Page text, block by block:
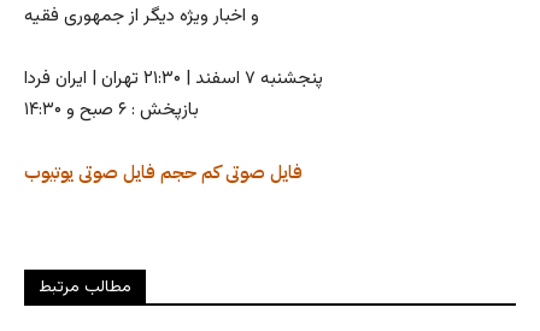
و اخبار ویژه دیگر از جمهوری فقیه
پنجشنبه ۷ اسفند | ۲۱:۳۰ تهران | ایران فردا
بازپخش : ۶ صبح و ۱۴:۳۰
یوتیوب فایل صوتی فایل صوتی کم حجم
مطالب مرتبط